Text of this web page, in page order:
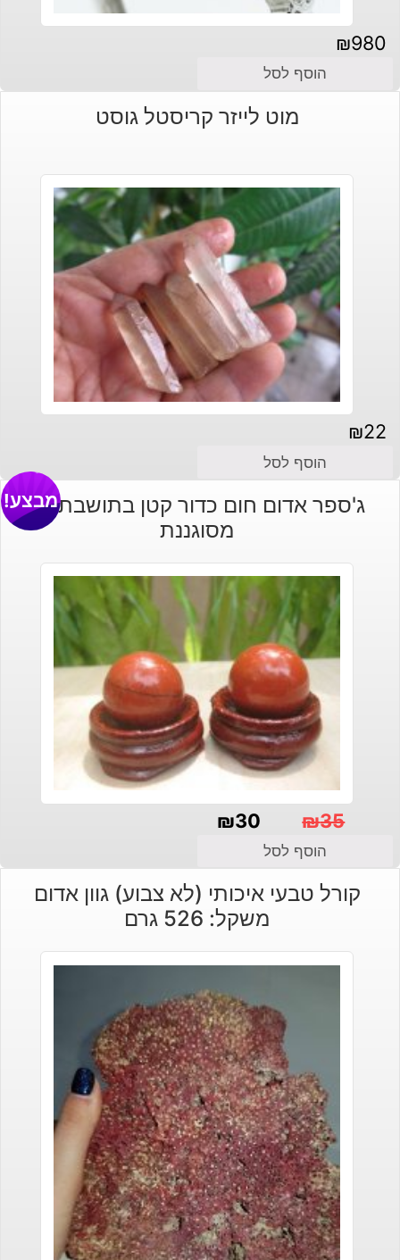
₪980
הוסף לסל
מוט לייזר קריסטל גוסט
₪22
הוסף לסל
ג'ספר אדום חום כדור קטן בתושבת עץ
מסוגננת
מבצע!
₪35
המקורי
היה:
₪30
הנוכחי
הוא:
הוסף לסל
קורל טבעי איכותי (לא צבוע) גוון אדום
משקל: 526 גרם